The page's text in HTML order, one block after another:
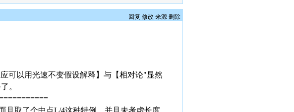
回复 修改 来源 删除
可以用光速不变假设解释】与【相对论"显然
。
且取了个中点L/4这种特例，并且未考虑长度